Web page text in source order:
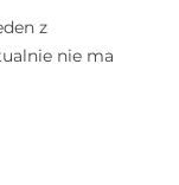
z
nie ma